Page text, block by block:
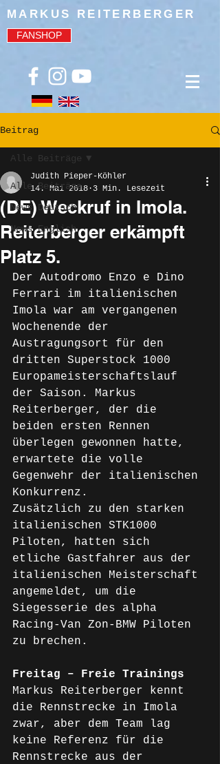
MARKUS REITERBERGER
FANSHOP
Beitrag
Alle Beiträge
News Deutsch
News English
Alle Beiträge
(DE) Weckruf in Imola.
Reiterberger erkämpft
Platz 5.
Judith Pieper-Köhler
14. Mai 2018 3 Min. Lesezeit
Der Autodromo Enzo e Dino
Ferrari im italienischen
Imola war am vergangenen
Wochenende der
Austragungsort für den
dritten Superstock 1000
Europameisterschaftslauf
der Saison. Markus
Reiterberger, der die
beiden ersten Rennen
überlegen gewonnen hatte,
erwartete die volle
Gegenwehr der italienischen
Konkurrenz.
Zusätzlich zu den starken
italienischen STK1000
Piloten, hatten sich
etliche Gastfahrer aus der
italienischen Meisterschaft
angemeldet, um die
Siegesserie des alpha
Racing-Van Zon-BMW Piloten
zu brechen.
Freitag – Freie Trainings
Markus Reiterberger kennt
die Rennstrecke in Imola
zwar, aber dem Team lag
keine Referenz für die
Rennstrecke aus der